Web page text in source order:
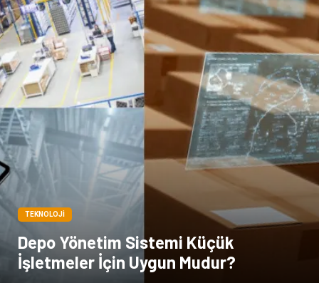
TEKNOLOJI
Depo Yönetim Sistemi Küçük
İşletmeler İçin Uygun Mudur?